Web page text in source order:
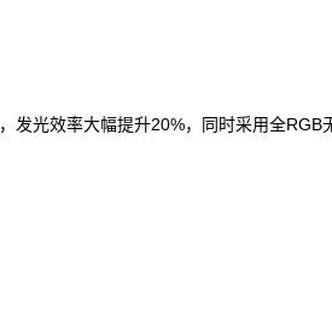
光效率大幅提升20%，同时采用全RGB